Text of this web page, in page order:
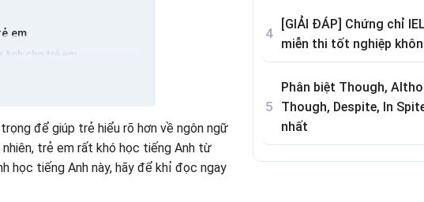
em
cho trẻ em
âm khỉ
tiếng Anh
khi ngủ
để giúp trẻ hiểu rõ hơn về ngôn ngữ
trẻ em rất khó học tiếng Anh từ
học tiếng Anh này, hãy để khỉ đọc ngay
[GIẢI ĐÁP] Chứng chỉ
miễn thi tốt nghiệp
Phân biệt Though,
Though, Despite, In
nhất